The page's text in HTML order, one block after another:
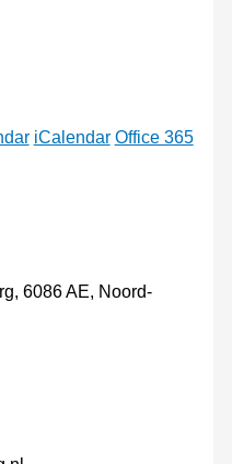
iCalendar Office 365
6086 AE, Noord-